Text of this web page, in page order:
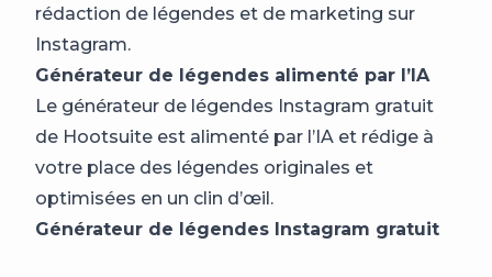
rédaction de légendes et de marketing sur
Instagram.
Générateur de légendes alimenté par l’IA
Le générateur de légendes Instagram gratuit
de Hootsuite est alimenté par l’IA et rédige à
votre place des légendes originales et
optimisées en un clin d’œil.
Générateur de légendes Instagram gratuit